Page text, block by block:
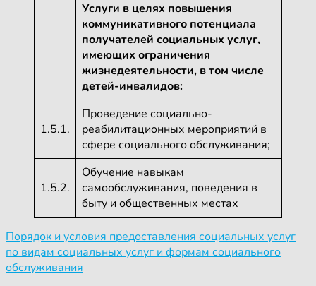
Услуги в целях повышения
коммуникативного потенциала
получателей социальных услуг,
имеющих ограничения
жизнедеятельности, в том числе
детей-инвалидов:
1.5.1.
Проведение социально-
реабилитационных мероприятий в
сфере социального обслуживания;
1.5.2.
Обучение навыкам
самообслуживания, поведения в
быту и общественных местах
Порядок и условия предоставления социальных услуг
по видам социальных услуг и формам социального
обслуживания